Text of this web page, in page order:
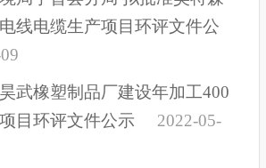
线电缆生产项目环评文件公
武橡塑制品厂建设年加工400
目环评文件公示
2022-05-